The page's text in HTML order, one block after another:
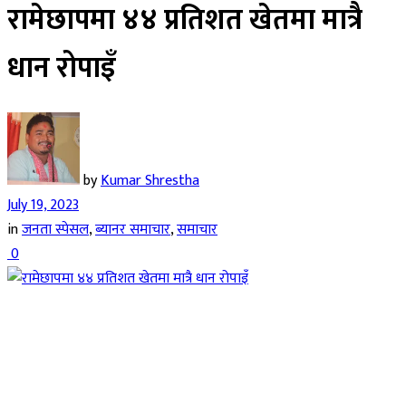
रामेछापमा ४४ प्रतिशत खेतमा मात्रै
धान रोपाइँ
byKumar Shrestha
July 19, 2023
inजनता स्पेसल,ब्यानर समाचार,समाचार
0